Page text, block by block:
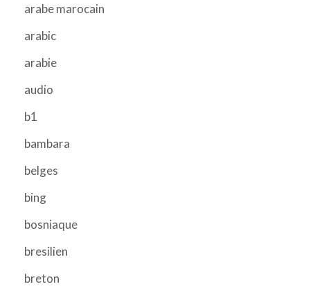
arabe marocain
arabic
arabie
audio
b1
bambara
belges
bing
bosniaque
bresilien
breton